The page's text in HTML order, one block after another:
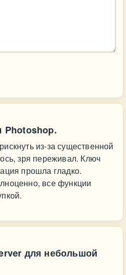
Photoshop.
из-за существенной
зря переживал. Ключ
прошла гладко.
все функции
для небольшой